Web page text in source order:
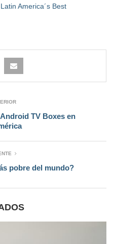
America´s Best
TV Boxes en
pobre del mundo?